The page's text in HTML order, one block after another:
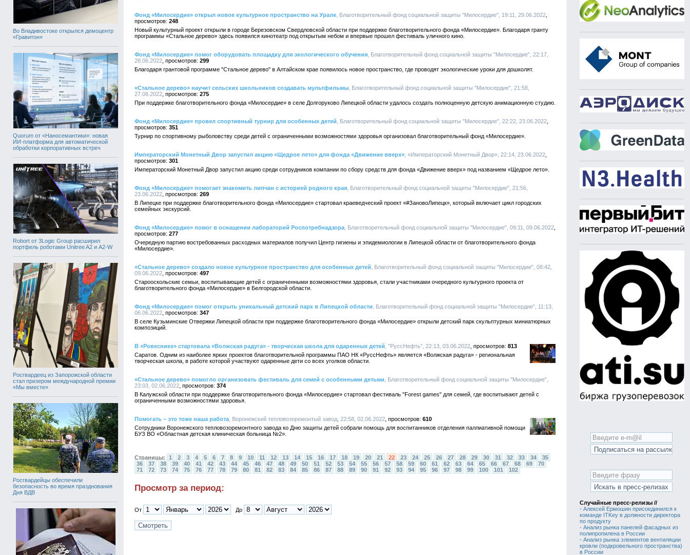
Во Владивостоке открылся демоцентр
«Гравитон»
Quorum от «Наносемантики»: новая
ИИ-платформа для автоматической
обработки корпоративных встреч
Robort от 3Logic Group расширил
портфель роботами Unitree A2 и A2-W
Росгвардеец из Запорожской области
стал призером международной премии
«Мы вместе»
Росгвардейцы обеспечили
безопасность во время празднования
Дня ВДВ
Фонд «Милосердие» открыл новое культурное пространство на Урале , Благотворительный фонд социальной защиты "Милосердие", 19:11, 29.06.2022
248
Новый культурный проект открыли в городе Березовском Свердловской области при поддержке благотворительного фонда «Милосердие». Благодаря гранту
программы «Стальное дерево» здесь появился кинотеатр под открытым небом и впервые прошел фестиваль уличного кино.
Фонд «Милосердие» помог оборудовать площадку для экологического обучения , Благотворительный фонд социальной защиты "Милосердие", 22:17,
28.06.2022
299
Благодаря грантовой программе "Стальное дерево" в Алтайском крае появилось новое пространство, где проводят экологические уроки для дошколят.
«Стальное дерево» научит сельских школьников создавать мультфильмы , Благотворительный фонд социальной защиты "Милосердие", 21:58,
27.06.2022
275
При поддержке благотворительного фонда «Милосердие» в cеле Долгоруково Липецкой области удалось создать полноценную детскую анимационную студию.
Фонд «Милосердие» провел спортивный турнир для особенных детей , Благотворительный фонд социальной защиты "Милосердие", 22:22, 23.06.2022
351
Турнир по спортивному рыболовству среди детей с ограниченными возможностями здоровья организовал благотворительный фонд «Милосердие».
Императорский Монетный Двор запустил акцию «Щедрое лето» для фонда «Движение вверх» , «Императорский Монетный Двор», 22:14, 23.06.2022
301
Императорский Монетный Двор запустил акцию среди сотрудников компании по сбору средств для фонда «Движение вверх» под названием «Щедрое лето».
Фонд «Милосердие» помогает знакомить липчан с историей родного края , Благотворительный фонд социальной защиты "Милосердие", 21:56,
23.06.2022
269
В Липецке при поддержке благотворительного фонда «Милосердие» стартовал краеведческий проект «#ЗановоЛипецк», который включает цикл городских
семейных экскурсий.
Фонд «Милосердие» помог в оснащении лабораторий Роспотребнадзора , Благотворительный фонд социальной защиты "Милосердие", 09:11, 09.06.2022
277
Очередную партию востребованных расходных материалов получил Центр гигиены и эпидемиологии в Липецкой области от благотворительного фонда
«Милосердие».
«Стальное дерево» создало новое культурное пространство для особенных детей , Благотворительный фонд социальной защиты "Милосердие", 08:42,
09.06.2022
497
Старооскольские семьи, воспитывающие детей с ограниченными возможностями здоровья, стали участниками очередного культурного проекта от
благотворительного фонда «Милосердие» в Белгородской области.
Фонд «Милосердие» помог открыть уникальный детский парк в Липецкой области , Благотворительный фонд социальной защиты "Милосердие", 11:13,
06.06.2022
347
В селе Кузьминские Отвержки Липецкой области при поддержке благотворительного фонда «Милосердие» открыли детский парк скульптурных миниатюрных
композиций.
В «Ровеснике» стартовала «Волжская радуга» - творческая школа для одаренных детей , "РуссНефть", 22:13, 03.06.2022
813
Саратов. Одним из наиболее ярких проектов благотворительной программы ПАО НК «РуссНефть» является «Волжская радуга» - региональная
творческая школа, в работе которой участвуют одаренные дети со всех уголков области.
«Стальное дерево» помогло организовать фестиваль для семей с особенными детьми , Благотворительный фонд социальной защиты "Милосердие",
23:03, 02.06.2022
374
В Калужской области при поддержке благотворительного фонда «Милосердие» стартовал фестиваль "Forest games" для семей, где воспитывают детей с
ограниченными возможностями здоровья.
Помогать – это тоже наша работа , Воронежский тепловозоремонтый завод, 22:58, 02.06.2022
610
Сотрудники Воронежского тепловозоремонтного завода ко Дню защиты детей собрали помощь для воспитанников отделения паллиативной помощи
БУЗ ВО «Областная детская клиническая больница №2».
Страницы: 1 2 3 4 5 6 7 8 9 10 11 12 13 14 15 16 17 18 19 20 21 22 23 24 25 26 27 28 29 30 31 32 33 34
35
36
37 38 39 40 41 42 43 44 45 46 47 48 49 50 51 52 53 54 55 56 57 58 59 60 61 62 63 64 65 66 67 68 69
70
71
72 73 74 75 76 77 78 79 80 81 82 83 84 85 86 87 88 89 90 91 92 93 94 95 96 97 98 99 100 101 102
Просмотр за период:
От До
Случайные пресс-релизы //
• Алексей Ермошин присоединился к
команде ITKey в должности директора
по продукту
• Анализ рынка панелей фасадных из
полипропилена в России
• Анализ рынка элементов вентиляции
кровли (подкровельного пространства)
в России